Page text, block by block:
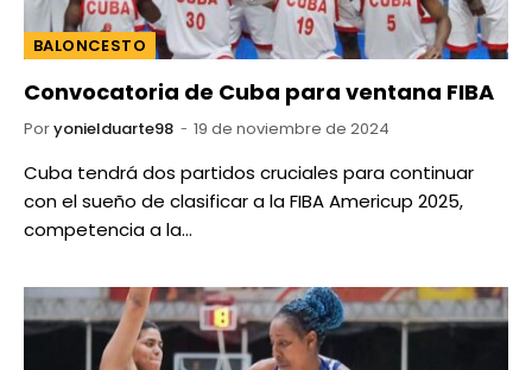
BALONCESTO
Convocatoria de Cuba para ventana FIBA
Poryonielduarte98 19 de noviembre de 2024
Cuba tendrá dos partidos cruciales para continuar
con el sueño de clasificar a la FIBA Americup 2025,
competencia a la…